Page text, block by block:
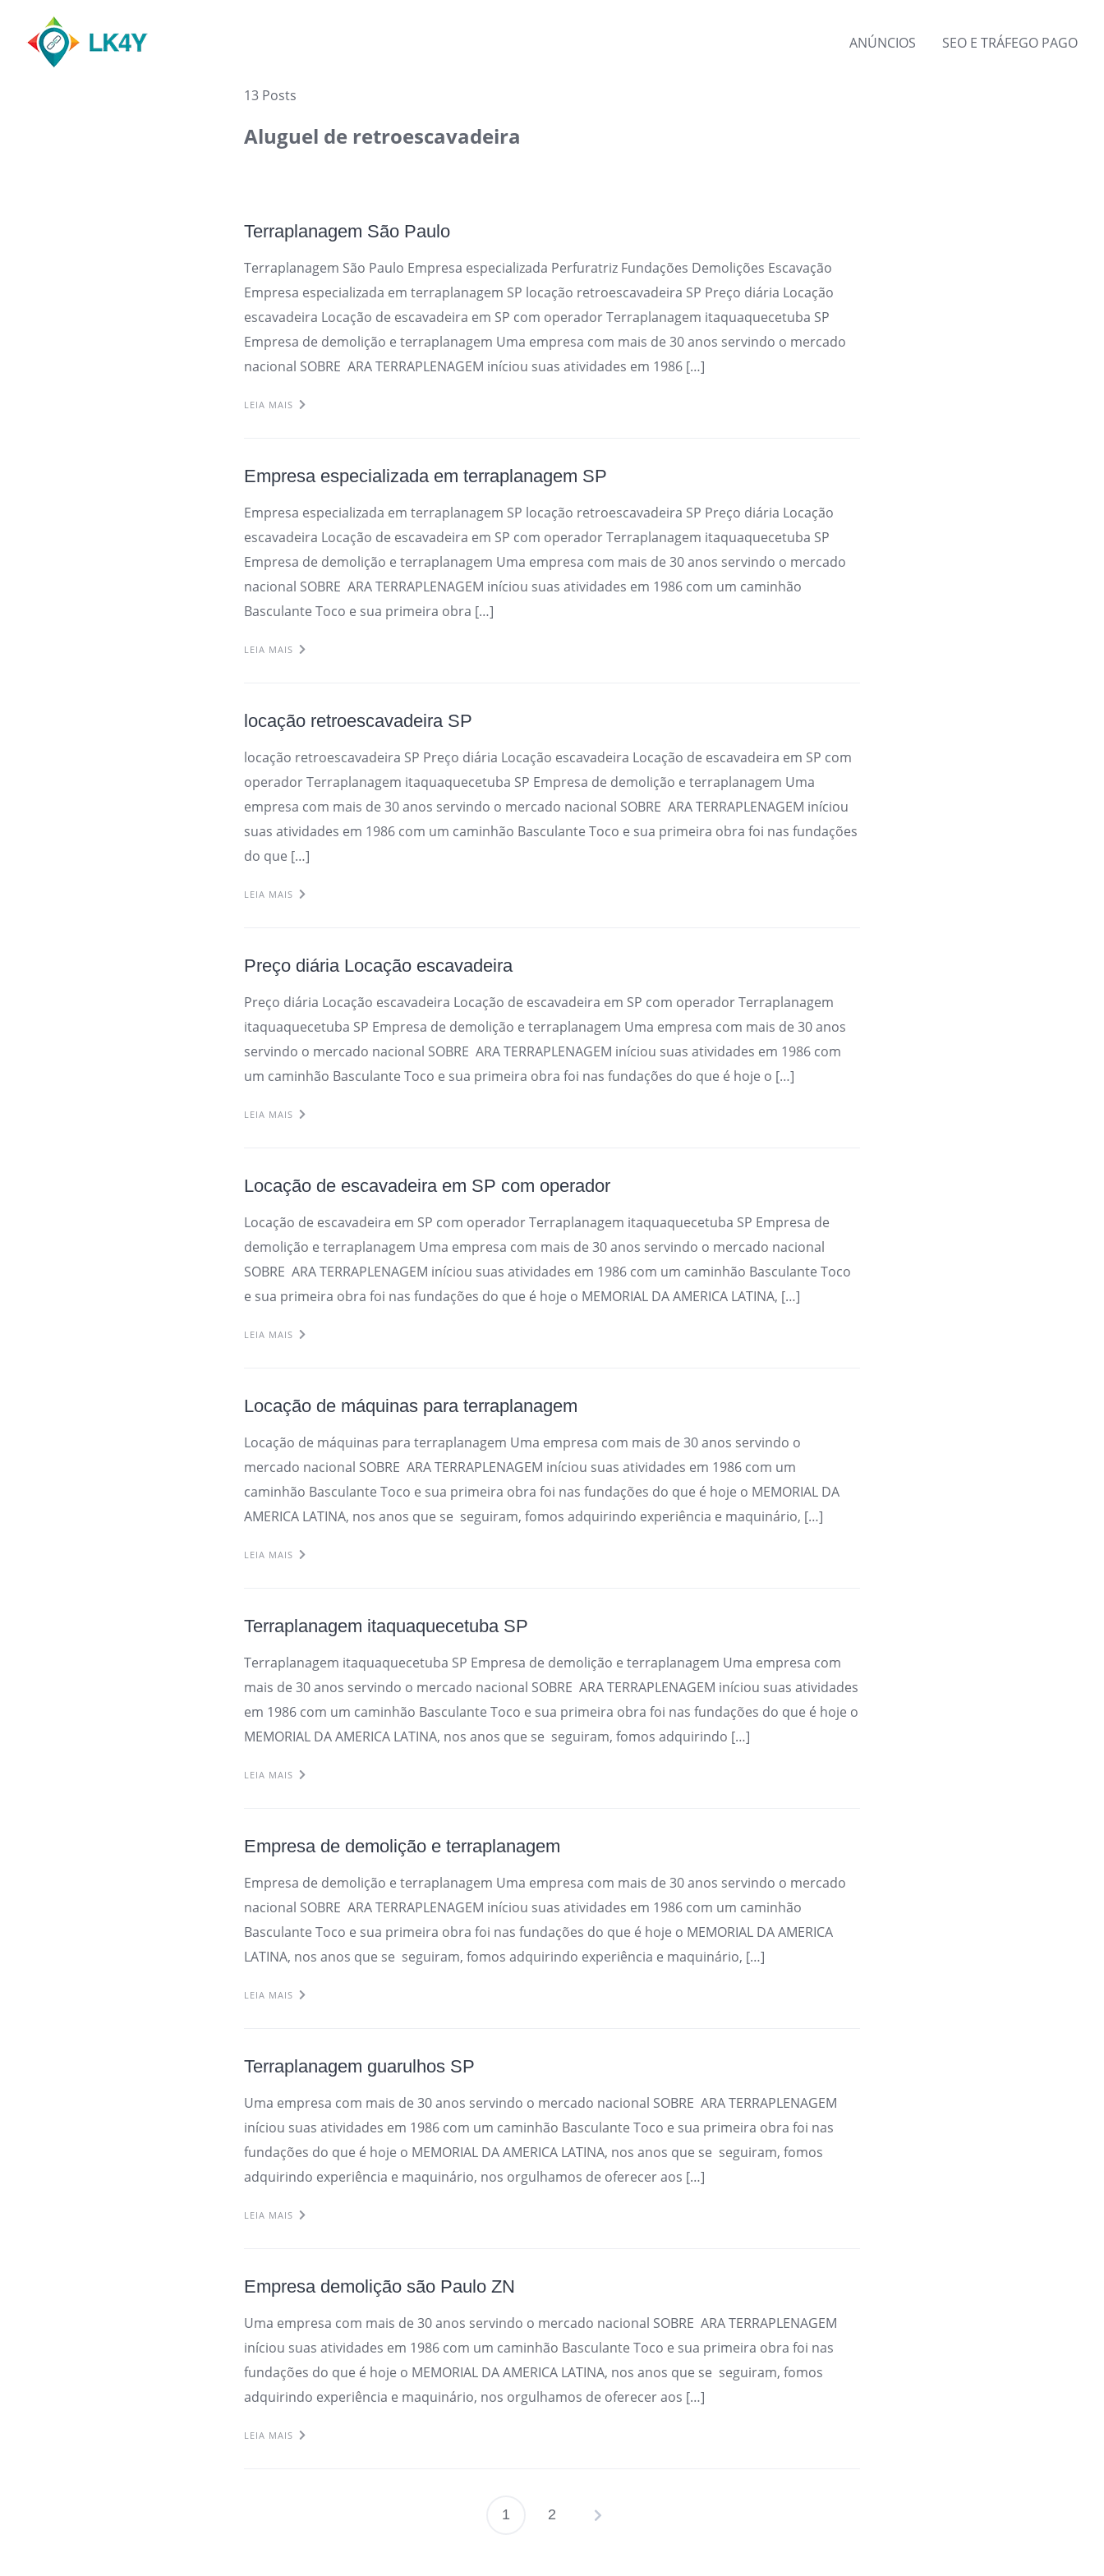
content
ANÚNCIOS SEO E TRÁFEGO PAGO
13 Posts
Aluguel de retroescavadeira
Terraplanagem São Paulo
Terraplanagem São Paulo Empresa especializada Perfuratriz Fundações Demolições Escavação
Empresa especializada em terraplanagem SP locação retroescavadeira SP Preço diária Locação
escavadeira Locação de escavadeira em SP com operador Terraplanagem itaquaquecetuba SP
Empresa de demolição e terraplanagem Uma empresa com mais de 30 anos servindo o mercado
nacional SOBRE ARA TERRAPLENAGEM iníciou suas atividades em 1986 […]
LEIA MAIS
Empresa especializada em terraplanagem SP
Empresa especializada em terraplanagem SP locação retroescavadeira SP Preço diária Locação
escavadeira Locação de escavadeira em SP com operador Terraplanagem itaquaquecetuba SP
Empresa de demolição e terraplanagem Uma empresa com mais de 30 anos servindo o mercado
nacional SOBRE ARA TERRAPLENAGEM iníciou suas atividades em 1986 com um caminhão
Basculante Toco e sua primeira obra […]
LEIA MAIS
locação retroescavadeira SP
locação retroescavadeira SP Preço diária Locação escavadeira Locação de escavadeira em SP com
operador Terraplanagem itaquaquecetuba SP Empresa de demolição e terraplanagem Uma
empresa com mais de 30 anos servindo o mercado nacional SOBRE ARA TERRAPLENAGEM iníciou
suas atividades em 1986 com um caminhão Basculante Toco e sua primeira obra foi nas fundações
do que […]
LEIA MAIS
Preço diária Locação escavadeira
Preço diária Locação escavadeira Locação de escavadeira em SP com operador Terraplanagem
itaquaquecetuba SP Empresa de demolição e terraplanagem Uma empresa com mais de 30 anos
servindo o mercado nacional SOBRE ARA TERRAPLENAGEM iníciou suas atividades em 1986 com
um caminhão Basculante Toco e sua primeira obra foi nas fundações do que é hoje o […]
LEIA MAIS
Locação de escavadeira em SP com operador
Locação de escavadeira em SP com operador Terraplanagem itaquaquecetuba SP Empresa de
demolição e terraplanagem Uma empresa com mais de 30 anos servindo o mercado nacional
SOBRE ARA TERRAPLENAGEM iníciou suas atividades em 1986 com um caminhão Basculante Toco
e sua primeira obra foi nas fundações do que é hoje o MEMORIAL DA AMERICA LATINA, […]
LEIA MAIS
Locação de máquinas para terraplanagem
Locação de máquinas para terraplanagem Uma empresa com mais de 30 anos servindo o
mercado nacional SOBRE ARA TERRAPLENAGEM iníciou suas atividades em 1986 com um
caminhão Basculante Toco e sua primeira obra foi nas fundações do que é hoje o MEMORIAL DA
AMERICA LATINA, nos anos que se seguiram, fomos adquirindo experiência e maquinário, […]
LEIA MAIS
Terraplanagem itaquaquecetuba SP
Terraplanagem itaquaquecetuba SP Empresa de demolição e terraplanagem Uma empresa com
mais de 30 anos servindo o mercado nacional SOBRE ARA TERRAPLENAGEM iníciou suas atividades
em 1986 com um caminhão Basculante Toco e sua primeira obra foi nas fundações do que é hoje o
MEMORIAL DA AMERICA LATINA, nos anos que se seguiram, fomos adquirindo […]
LEIA MAIS
Empresa de demolição e terraplanagem
Empresa de demolição e terraplanagem Uma empresa com mais de 30 anos servindo o mercado
nacional SOBRE ARA TERRAPLENAGEM iníciou suas atividades em 1986 com um caminhão
Basculante Toco e sua primeira obra foi nas fundações do que é hoje o MEMORIAL DA AMERICA
LATINA, nos anos que se seguiram, fomos adquirindo experiência e maquinário, […]
LEIA MAIS
Terraplanagem guarulhos SP
Uma empresa com mais de 30 anos servindo o mercado nacional SOBRE ARA TERRAPLENAGEM
iníciou suas atividades em 1986 com um caminhão Basculante Toco e sua primeira obra foi nas
fundações do que é hoje o MEMORIAL DA AMERICA LATINA, nos anos que se seguiram, fomos
adquirindo experiência e maquinário, nos orgulhamos de oferecer aos […]
LEIA MAIS
Empresa demolição são Paulo ZN
Uma empresa com mais de 30 anos servindo o mercado nacional SOBRE ARA TERRAPLENAGEM
iníciou suas atividades em 1986 com um caminhão Basculante Toco e sua primeira obra foi nas
fundações do que é hoje o MEMORIAL DA AMERICA LATINA, nos anos que se seguiram, fomos
adquirindo experiência e maquinário, nos orgulhamos de oferecer aos […]
LEIA MAIS
Paginação
1 2